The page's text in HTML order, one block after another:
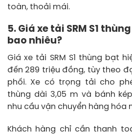
toàn, thoải mái.
5. Giá xe tải SRM S1
bao nhiêu?
Giá xe tải SRM S1 thùng bạt
đến 289 triệu đồng, tùy theo
phối. Xe có trọng tải cho
thùng dài 3,05 m và bánh
nhu cầu vận chuyển hàng hóa
Khách hàng chỉ cần thanh